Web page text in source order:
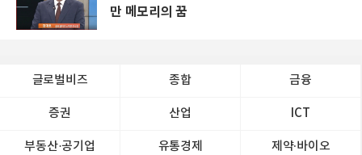
만 메모리의 꿈
글로벌비즈 종합 금융
증권 산업 ICT
부동산·공기업 유통경제 제약∙바이오